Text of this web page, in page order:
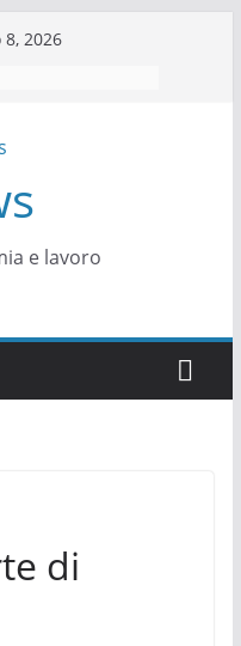
2026
e lavoro
di